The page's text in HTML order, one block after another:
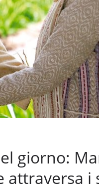
giorno:
attraversa i